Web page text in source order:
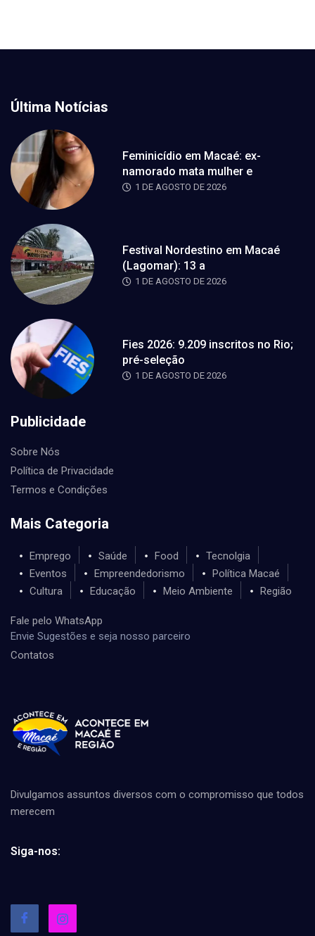
Última Notícias
Feminicídio em Macaé: ex-
namorado mata mulher e
1 DE AGOSTO DE 2026
Festival Nordestino em Macaé
(Lagomar): 13 a
1 DE AGOSTO DE 2026
Fies 2026: 9.209 inscritos no Rio;
pré-seleção
1 DE AGOSTO DE 2026
Publicidade
Sobre Nós
Política de Privacidade
Termos e Condições
Mais Categoria
Emprego Saúde Food
Tecnolgia
Eventos
Empreendedorismo
Política Macaé
Cultura
Educação Meio Ambiente Região
Fale pelo WhatsApp
Envie Sugestões e seja nosso parceiro
Contatos
Divulgamos assuntos diversos com o compromisso que todos
merecem
Siga-nos: